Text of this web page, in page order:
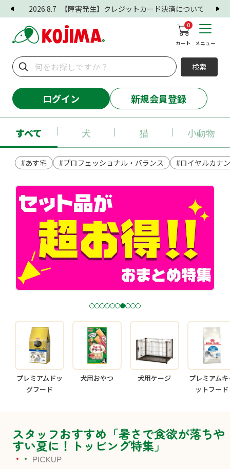
2026.8.7 【障害発生】クレジットカード決済について
0
カート メニュー
検索
ログイン 新規会員登録
すべて 犬 猫 小動物
#あす宅 #プロフェッショナル・バランス #ロイヤルカナン
1234567891
0
プレミアムドッ
グフード
犬用おやつ 犬用ケージ
プレミアム
ットフード
スタッフおすすめ「暑さで食欲が落ちや
すい夏に！トッピング特集」
PICKUP